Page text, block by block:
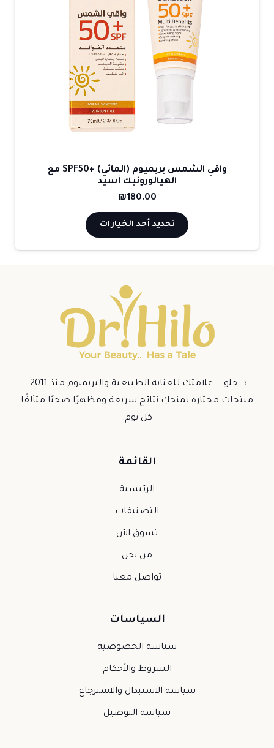
اختيار
الخيارات
على
صفحة
المنتج
واقي الشمس بريميوم (المائي) +SPF50 مع
الهيالورونيك أسيد
₪180.00
تحديد أحد الخيارات
هناك
لهذا
المنتج.
يمكن
اختيار
د. حلو — علامتك للعناية الطبيعية والبريميوم منذ 2011.
منتجات مختارة تمنحكِ نتائج سريعة ومظهرًا صحيًا متألقًا
كل يوم.
القائمة
الرئيسية
التصنيفات
تسوق الآن
من نحن
تواصل معنا
السياسات
سياسة الخصوصية
الشروط والأحكام
سياسة الاستبدال والاسترجاع
سياسة التوصيل